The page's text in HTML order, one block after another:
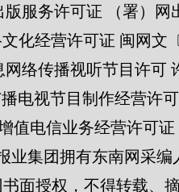
版服务许可证 （署）网
文化经营许可证 闽网文
网络传播视听节目许可
电视节目制作经营许
值电信业务经营许可证
业集团拥有东南网采
面授权，不得转载、